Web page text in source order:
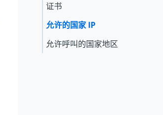
证书
允许的国家 IP
允许呼叫的国家地区